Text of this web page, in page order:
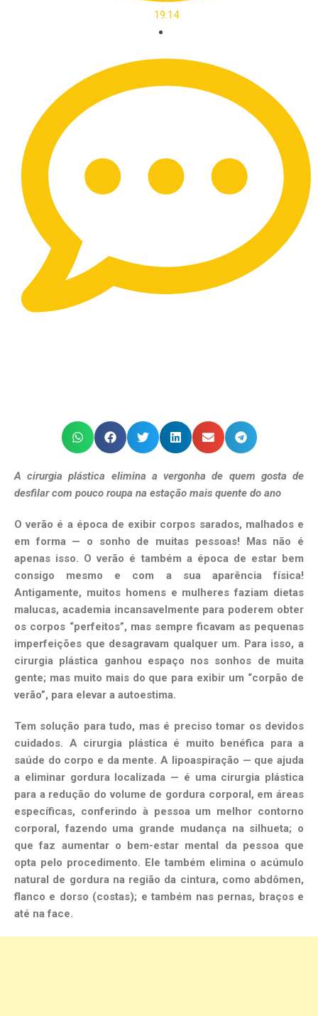
19:14
A cirurgia plástica elimina a vergonha de quem gosta de
desfilar com pouco roupa na estação mais quente do ano
O verão é a época de exibir corpos sarados, malhados e
em forma — o sonho de muitas pessoas! Mas não é
apenas isso. O verão é também a época de estar bem
consigo mesmo e com a sua aparência física!
Antigamente, muitos homens e mulheres faziam dietas
malucas, academia incansavelmente para poderem obter
os corpos “perfeitos”, mas sempre ficavam as pequenas
imperfeições que desagravam qualquer um. Para isso, a
cirurgia plástica ganhou espaço nos sonhos de muita
gente; mas muito mais do que para exibir um “corpão de
verão”, para elevar a autoestima.
Tem solução para tudo, mas é preciso tomar os devidos
cuidados. A cirurgia plástica é muito benéfica para a
saúde do corpo e da mente. A lipoaspiração — que ajuda
a eliminar gordura localizada — é uma cirurgia plástica
para a redução do volume de gordura corporal, em áreas
específicas, conferindo à pessoa um melhor contorno
corporal, fazendo uma grande mudança na silhueta; o
que faz aumentar o bem-estar mental da pessoa que
opta pelo procedimento. Ele também elimina o acúmulo
natural de gordura na região da cintura, como abdômen,
flanco e dorso (costas); e também nas pernas, braços e
até na face.